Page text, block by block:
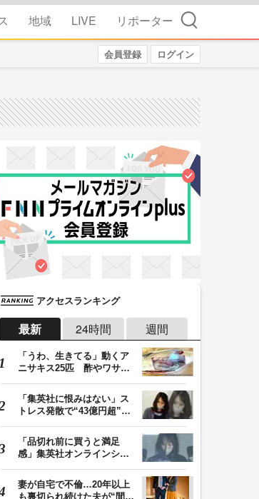
地域 LIVE リポーター 検索
会員登録 ログイン
アクセスランキング
最新 24時間 週間
「うわ、生きてる」動くア
ニサキス25匹 酢やワサビ
「集英社に恨みはない」ス
トレス発散で“43億円超”の
「品切れ前に買うと満足
感」集英社オンラインショ
妻が自宅で不倫…20年以上
も裏切られ続けた夫が“間